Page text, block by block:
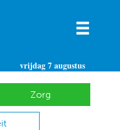
vrijdag 7 augustus
Zorg